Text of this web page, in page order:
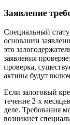
Заявление
Специальный
основании
это
заявления
проверка,
активы будут
Если залоговый
течение 2-х
деле. Требования
возникнет